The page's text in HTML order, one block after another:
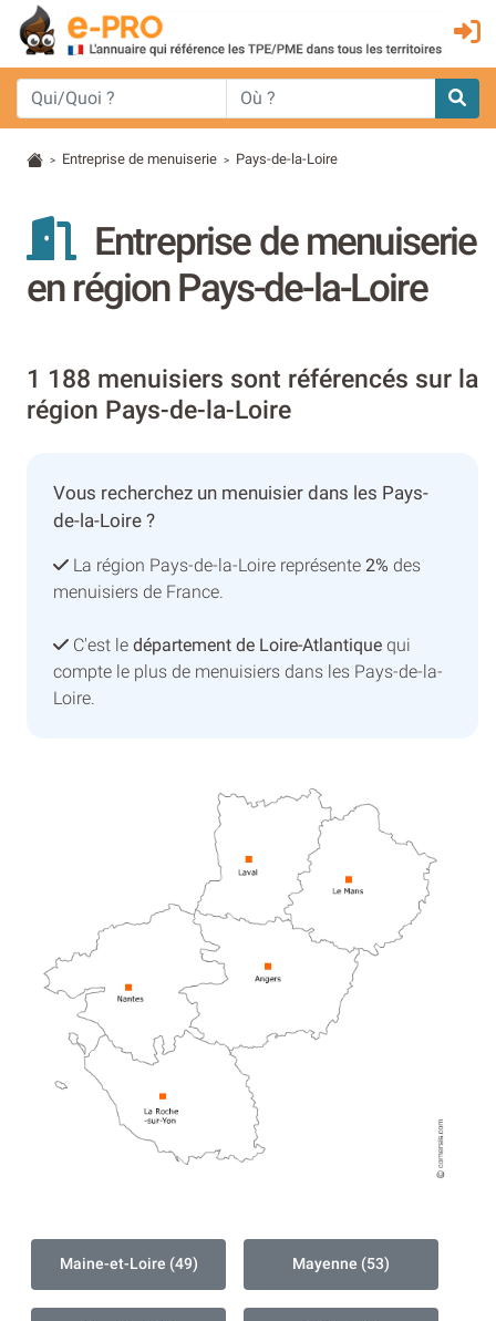
> Entreprise de menuiserie > Pays-de-la-Loire
Entreprise de menuiserie
en région Pays-de-la-Loire
1 188 menuisiers sont référencés sur la
région Pays-de-la-Loire
Vous recherchez un menuisier dans les Pays-
de-la-Loire ?
La région Pays-de-la-Loire représente 2% des
menuisiers de France.
C'est le département de Loire-Atlantique qui
compte le plus de menuisiers dans les Pays-de-la-
Loire.
Maine-et-Loire (49) Mayenne (53)